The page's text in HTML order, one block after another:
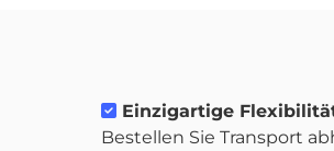
Einzigartige
Bestellen Sie Transport